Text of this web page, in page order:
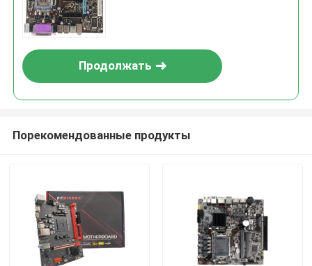
Продолжать
Порекомендованные продукты